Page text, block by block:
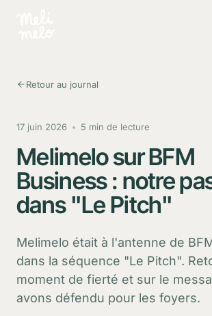
Retour au journal
17 juin 2026 5 min de lecture
Melimelo sur BFM
Business : notre
dans "Le Pitch"
Melimelo était à l'antenne de
dans la séquence "Le Pitch".
moment de fierté et sur le
avons défendu pour les foyers.